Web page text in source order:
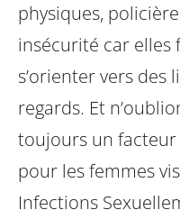
physiques,
insécurité car elles
s’orienter vers des
regards. Et
toujours un
pour les femmes
Infections